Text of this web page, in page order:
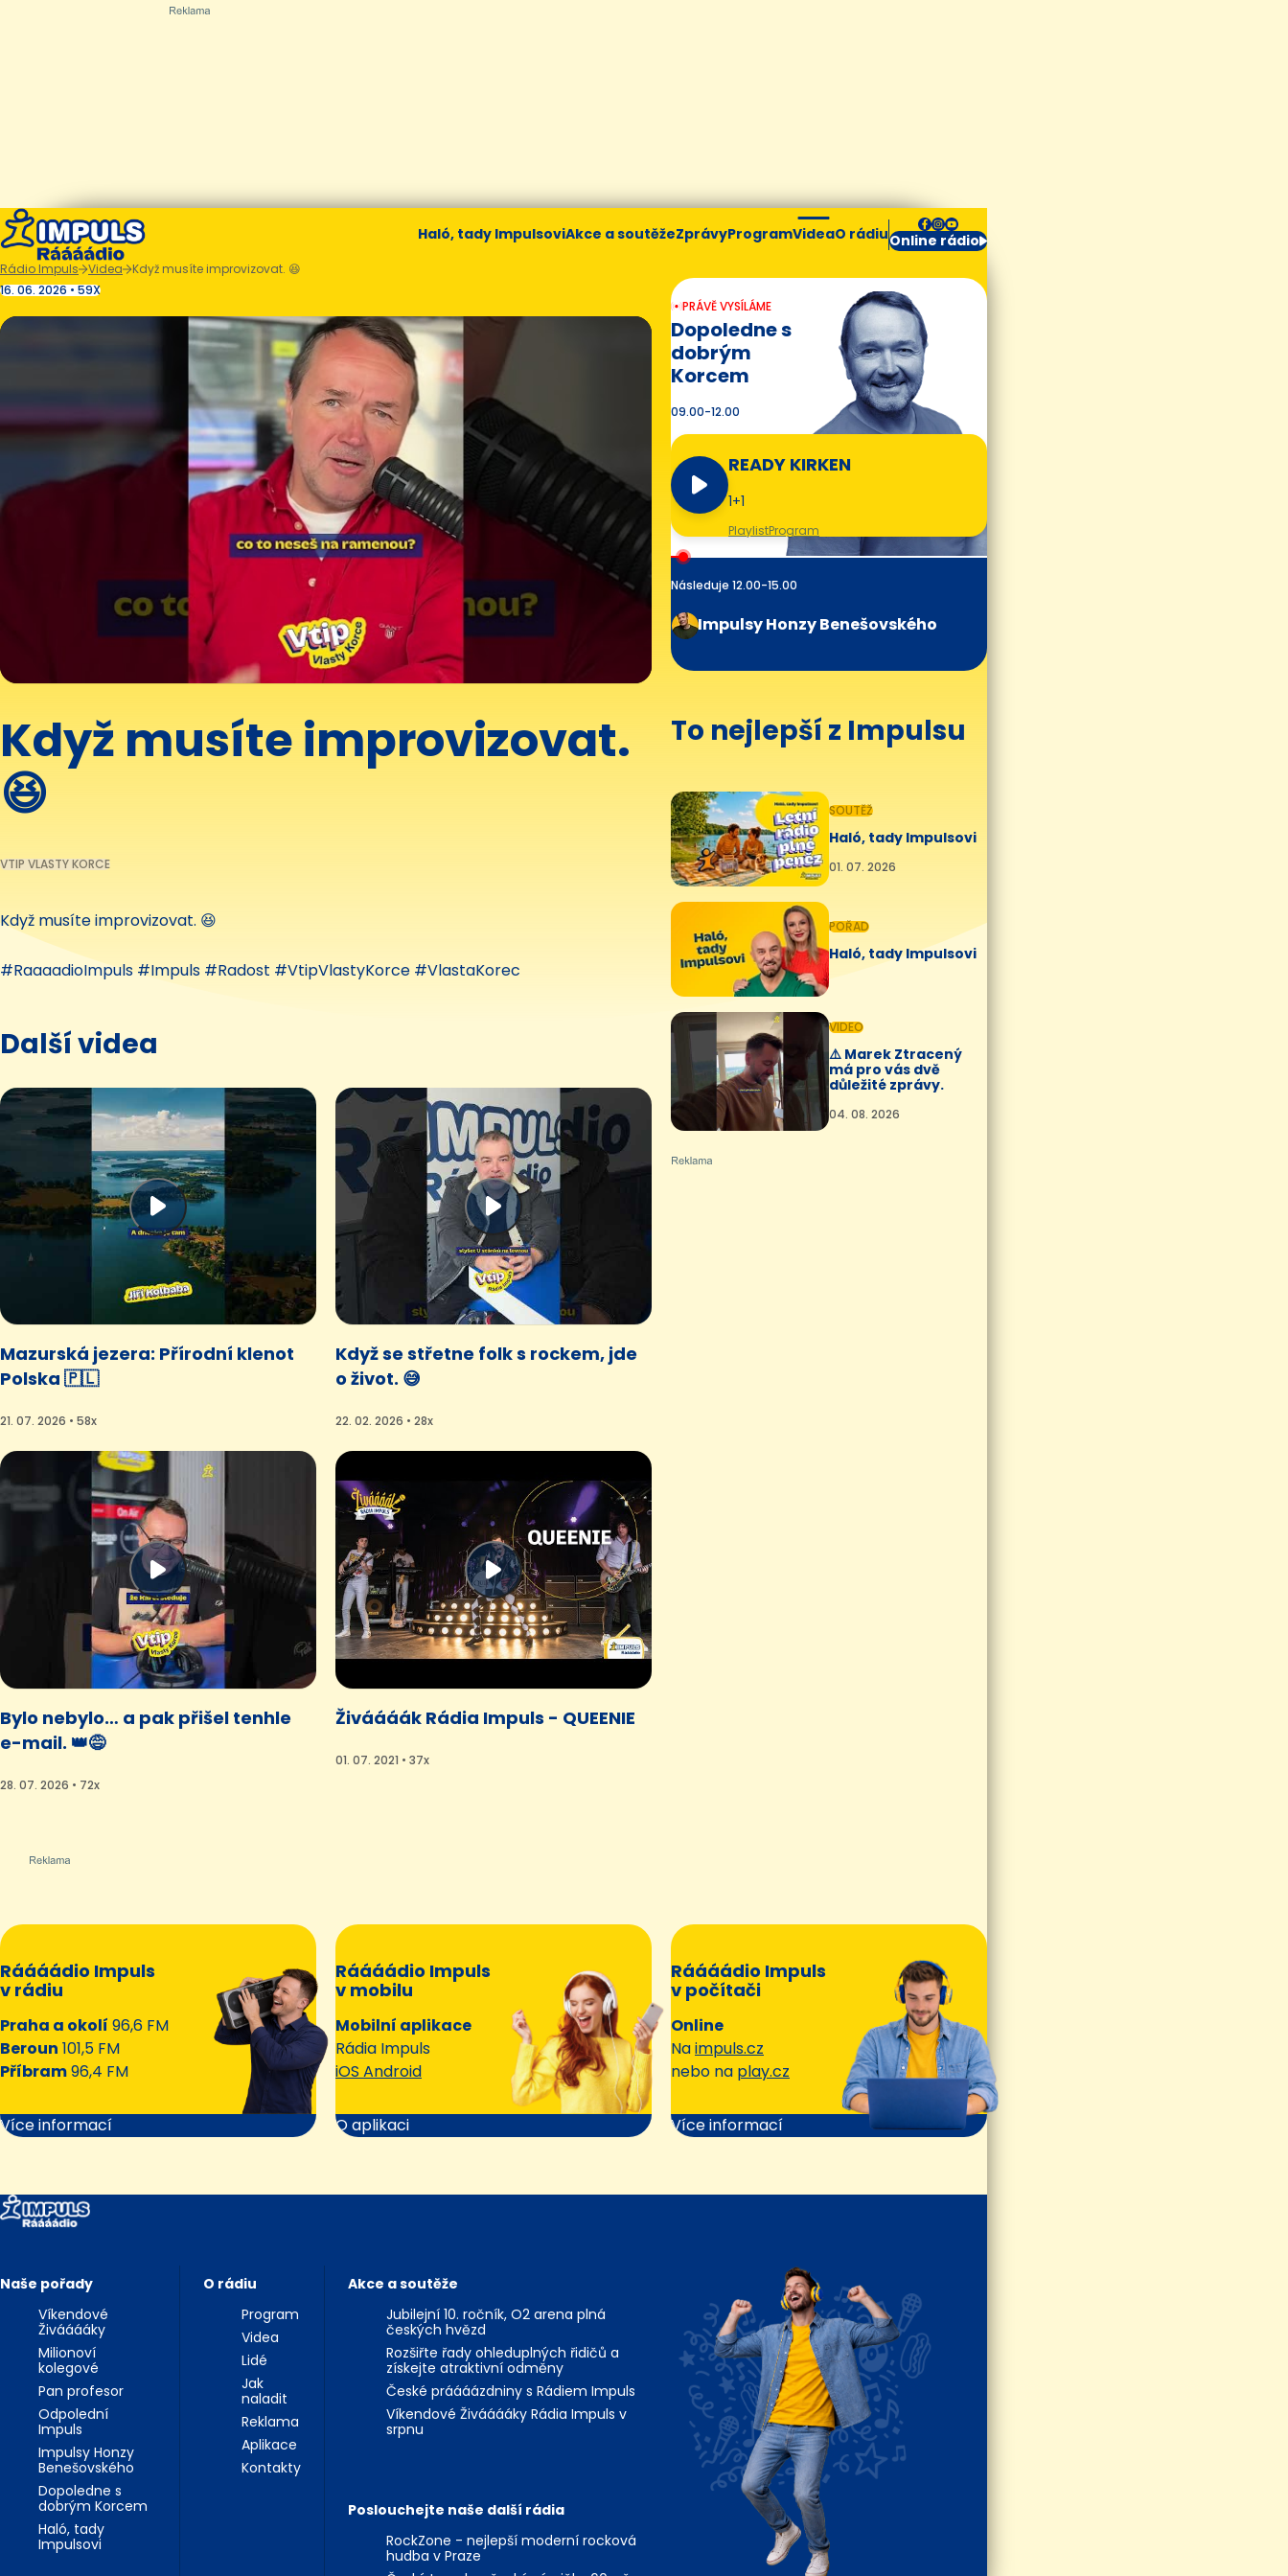
Haló, tady ImpulsoviAkce a soutěžeZprávyProgramVideaO rádiuOnline rádio
Rádio Impuls Videa
Když musíte improvizovat. 😆
16. 06. 2026 • 59X
Když musíte improvizovat.
😆
VTIP VLASTY KORCE
Když musíte improvizovat. 😆
#RaaaadioImpuls #Impuls #Radost #VtipVlastyKorce #VlastaKorec
Další videa
Mazurská jezera: Přírodní klenot
Polska 🇵🇱
21. 07. 2026 • 58x
Když se střetne folk s rockem, jde
o život. 😅
22. 02. 2026 • 28x
Bylo nebylo… a pak přišel tenhle
e-mail. 👑😅
28. 07. 2026 • 72x
Živáááák Rádia Impuls - QUEENIE
01. 07. 2021 • 37x
PRÁVĚ VYSÍLÁME
Dopoledne s
dobrým
Korcem
09.00-12.00
READY KIRKEN
1+1
PlaylistProgram
Následuje 12.00-15.00
Impulsy Honzy Benešovského
To nejlepší z Impulsu
SOUTĚŽ
Haló, tady Impulsovi
01. 07. 2026
POŘAD
Haló, tady Impulsovi
VIDEO
⚠️ Marek Ztracený
má pro vás dvě
důležité zprávy.
04. 08. 2026
Ráááádio Impuls
v rádiu
Praha a okolí 96,6 FM
Beroun 101,5 FM
Příbram96,4 FM
Více informací
Ráááádio Impuls
v mobilu
Mobilní aplikace
Rádia Impuls
iOS Android
O aplikaci
Ráááádio Impuls
v počítači
Online
Naimpuls.cz
nebo na play.cz
Více informací
Naše pořady
Víkendové
Živááááky
Milionoví
kolegové
Pan profesor
Odpolední
Impuls
Impulsy Honzy
Benešovského
Dopoledne s
dobrým Korcem
Haló, tady
Impulsovi
O rádiu
Program
Videa
Lidé
Jak
naladit
Reklama
Aplikace
Kontakty
Akce a soutěže
Jubilejní 10. ročník, O2 arena plná
českých hvězd
Rozšiřte řady ohleduplných řidičů a
získejte atraktivní odměny
České práááázdniny s Rádiem Impuls
Víkendové Živááááky Rádia Impuls v
srpnu
Poslouchejte naše další rádia
RockZone - nejlepší moderní rocková
hudba v Praze